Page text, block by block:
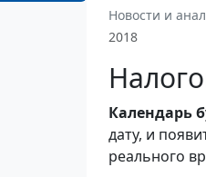
Новости и
2018
Календарь
дату, и
реального